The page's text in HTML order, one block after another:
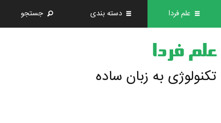
علم فردا دسته بندی جستجو
علم فردا
تکنولوژی به زبان ساده